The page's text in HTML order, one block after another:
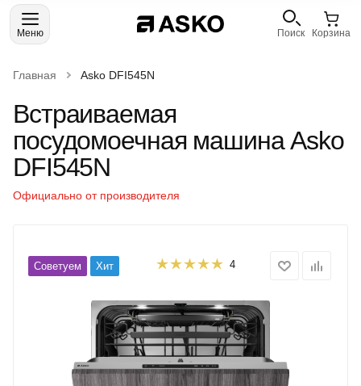
Меню Поиск Корзина
Встраиваемая
посудомоечная машина Asko
DFI545N
Официально от производителя
Главная Asko DFI545N
Советуем Хит 4